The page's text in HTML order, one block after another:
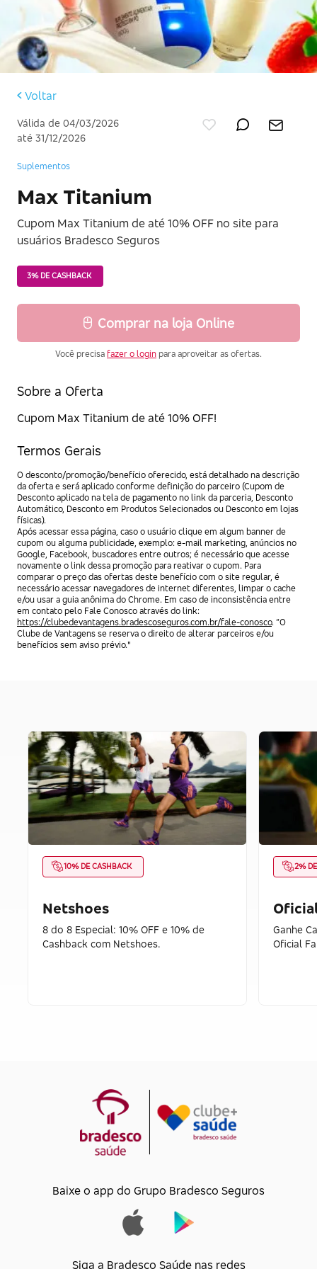
Voltar
Válida de 04/03/2026
até 31/12/2026
Suplementos
Max Titanium
Cupom Max Titanium de até 10% OFF no site para
usuários Bradesco Seguros
3% DE CASHBACK
Comprar na loja Online
Você precisa fazer o login para aproveitar as ofertas.
Sobre a Oferta
Cupom Max Titanium de até 10% OFF!
Termos Gerais
O desconto/promoção/benefício oferecido, está detalhado na descrição
da oferta e será aplicado conforme definição do parceiro (Cupom de
Desconto aplicado na tela de pagamento no link da parceria, Desconto
Automático, Desconto em Produtos Selecionados ou Desconto em lojas
físicas).
Após acessar essa página, caso o usuário clique em algum banner de
cupom ou alguma publicidade, exemplo: e-mail marketing, anúncios no
Google, Facebook, buscadores entre outros; é necessário que acesse
novamente o link dessa promoção para reativar o cupom. Para
comparar o preço das ofertas deste benefício com o site regular, é
necessário acessar navegadores de internet diferentes, limpar o cache
e/ou usar a guia anônima do Chrome. Em caso de inconsistência entre
em contato pelo Fale Conosco através do link:
https://clubedevantagens.bradescoseguros.com.br/fale-conosco. “O
Clube de Vantagens se reserva o direito de alterar parceiros e/ou
benefícios sem aviso prévio."
10% DE CASHBACK
Netshoes
8 do 8 Especial: 10% OFF e 10% de
Cashback com Netshoes.
2%
Ganhe
Oficial
Baixe o app do Grupo Bradesco Seguros
Siga a Bradesco Saúde nas redes